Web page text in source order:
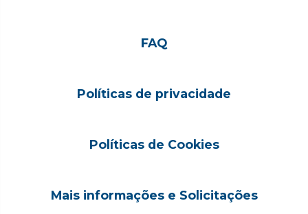
FAQ
Políticas de privacidade
Políticas de Cookies
Mais informações e Solicitações